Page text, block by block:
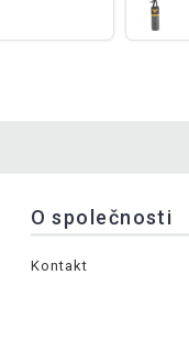
O společnosti
Kontakt